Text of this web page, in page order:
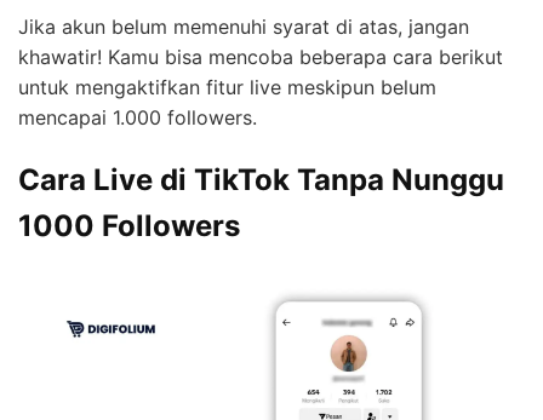
Jika akun belum memenuhi syarat di atas, jangan
khawatir! Kamu bisa mencoba beberapa cara berikut
untuk mengaktifkan fitur live meskipun belum
mencapai 1.000 followers.
Cara Live di TikTok Tanpa Nunggu
1000 Followers